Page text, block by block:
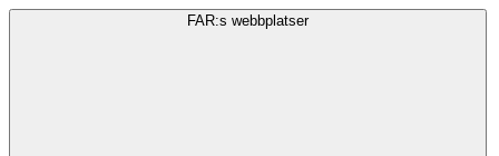
FAR:s webbplatser